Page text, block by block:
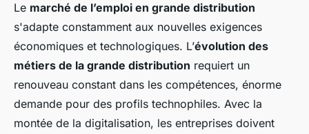
Le marché de l’emploi en grande distribution
s'adapte constamment aux nouvelles exigences
économiques et technologiques. L’évolution des
métiers de la grande distribution requiert un
renouveau constant dans les compétences, énorme
demande pour des profils technophiles. Avec la
montée de la digitalisation, les entreprises doivent